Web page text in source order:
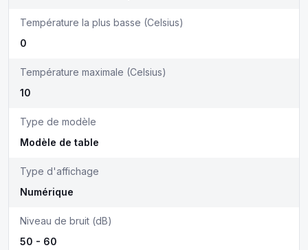
Température la plus basse (Celsius)
0
Température maximale (Celsius)
10
Type de modèle
Modèle de table
Type d'affichage
Numérique
Niveau de bruit (dB)
50 - 60